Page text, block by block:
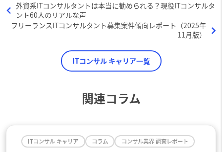
外資系ITコンサルタントは本当に勧められる？現役ITコンサルタ
ント60人のリアルな声
フリーランスITコンサルタント募集案件傾向レポート（2025年
11月版）
ITコンサル キャリア一覧
関連コラム
ITコンサル キャリア コラム コンサル業界 調査レポート